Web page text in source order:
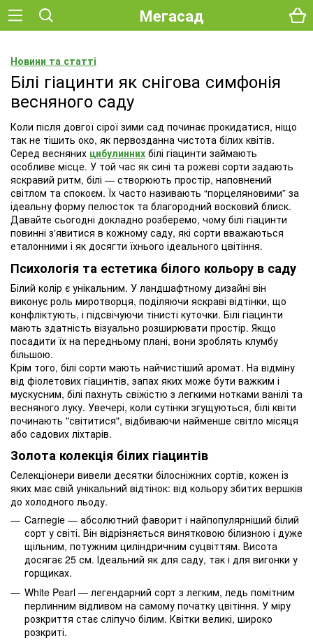
Мегасад
Новини та статті
Білі гіацинти як снігова симфонія
весняного саду
Коли після довгої сірої зими сад починає прокидатися, ніщо
так не тішить око, як первозданна чистота білих квітів.
Серед весняних цибулинних білі гіацинти займають
особливе місце. У той час як сині та рожеві сорти задають
яскравий ритм, білі — створюють простір, наповнений
світлом та спокоєм. Їх часто називають “порцеляновими” за
ідеальну форму пелюсток та благородний восковий блиск.
Давайте сьогодні докладно розберемо, чому білі гіацинти
повинні з'явитися в кожному саду, які сорти вважаються
еталонними і як досягти їхнього ідеального цвітіння.
Психологія та естетика білого кольору в саду
Білий колір є унікальним. У ландшафтному дизайні він
виконує роль миротворця, поділяючи яскраві відтінки, що
конфліктують, і підсвічуючи тінисті куточки. Білі гіацинти
мають здатність візуально розширювати простір. Якщо
посадити їх на передньому плані, вони зроблять клумбу
більшою.
Крім того, білі сорти мають найчистіший аромат. На відміну
від фіолетових гіацинтів, запах яких може бути важким і
мускусним, білі пахнуть свіжістю з легкими нотками ванілі та
весняного луку. Увечері, коли сутінки згущуються, білі квіти
починають "світитися", відбиваючи найменше світло місяця
або садових ліхтарів.
Золота колекція білих гіацинтів
Селекціонери вивели десятки білосніжних сортів, кожен із
яких має свій унікальний відтінок: від кольору збитих вершків
до холодного льоду.
Carnegie — абсолютний фаворит і найпопулярніший білий
сорт у світі. Він відрізняється винятковою білизною і дуже
щільним, потужним циліндричним суцвіттям. Висота
досягає 25 см. Ідеальний як для саду, так і для вигонки у
горщиках.
White Pearl — легендарний сорт з легким, ледь помітним
перлинним відливом на самому початку цвітіння. У міру
розкриття стає сліпучо білим. Квітки великі, широко
розкриті.